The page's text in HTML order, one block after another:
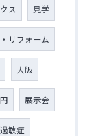
ス 見学
リフォーム
大阪
展示会
敏症